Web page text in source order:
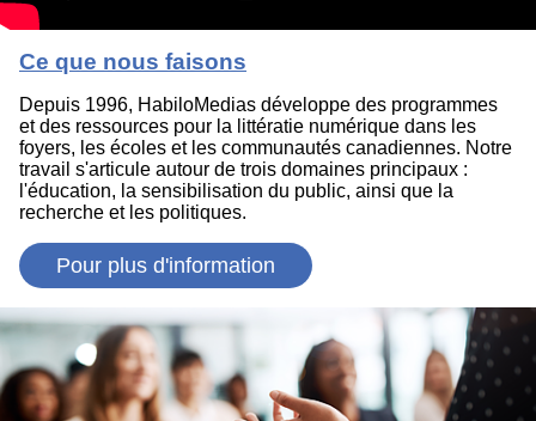
Ce que nous faisons
Depuis 1996, HabiloMedias développe des programmes
et des ressources pour la littératie numérique dans les
foyers, les écoles et les communautés canadiennes. Notre
travail s'articule autour de trois domaines principaux :
l'éducation, la sensibilisation du public, ainsi que la
recherche et les politiques.
Pour plus d'information